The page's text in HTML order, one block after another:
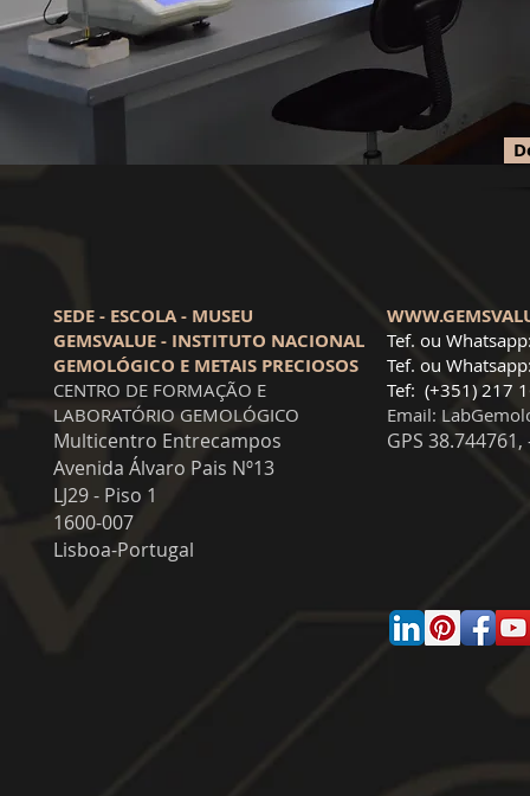
SEDE - ESCOLA - MUSEU
GEMSVALUE - INSTITUTO NACIONAL
GEMOLÓGICO E METAIS PRECIOSOS
CENTRO DE FORMAÇÃO E
LABORATÓRIO GEMOLÓGICO
Multicentro Entrecampos
Avenida Álvaro Pais Nº13
LJ29 - Piso 1
1600-007
Lisboa-Portugal
Tef. ou
Tef. ou
Tef: (+351) 217
Email:
GPS